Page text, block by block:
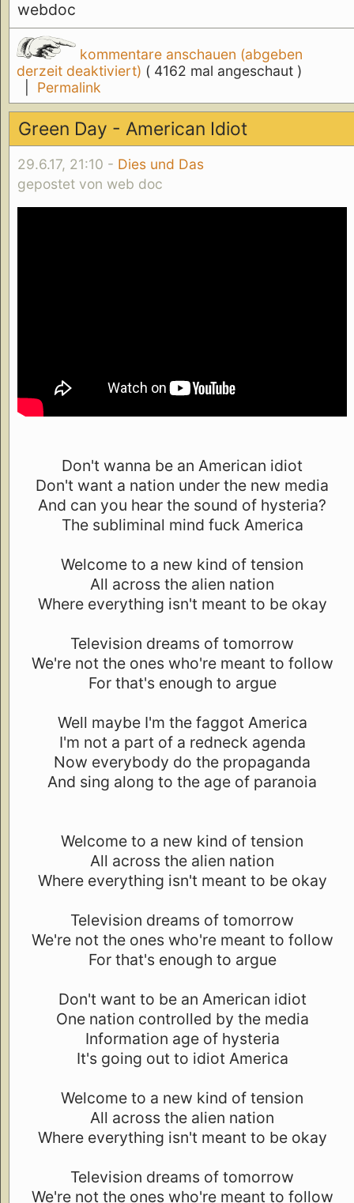
webdoc
kommentare anschauen (abgeben
derzeit deaktiviert) ( 4162 mal angeschaut )
Permalink
Green Day - American Idiot
29.6.17, 21:10 - Dies und Das
gepostet von web doc
Don't wanna be an American idiot
Don't want a nation under the new media
And can you hear the sound of hysteria?
The subliminal mind fuck America
Welcome to a new kind of tension
All across the alien nation
Where everything isn't meant to be okay
Television dreams of tomorrow
We're not the ones who're meant to follow
For that's enough to argue
Well maybe I'm the faggot America
I'm not a part of a redneck agenda
Now everybody do the propaganda
And sing along to the age of paranoia
Welcome to a new kind of tension
All across the alien nation
Where everything isn't meant to be okay
Television dreams of tomorrow
We're not the ones who're meant to follow
For that's enough to argue
Don't want to be an American idiot
One nation controlled by the media
Information age of hysteria
It's going out to idiot America
Welcome to a new kind of tension
All across the alien nation
Where everything isn't meant to be okay
Television dreams of tomorrow
We're not the ones who're meant to follow